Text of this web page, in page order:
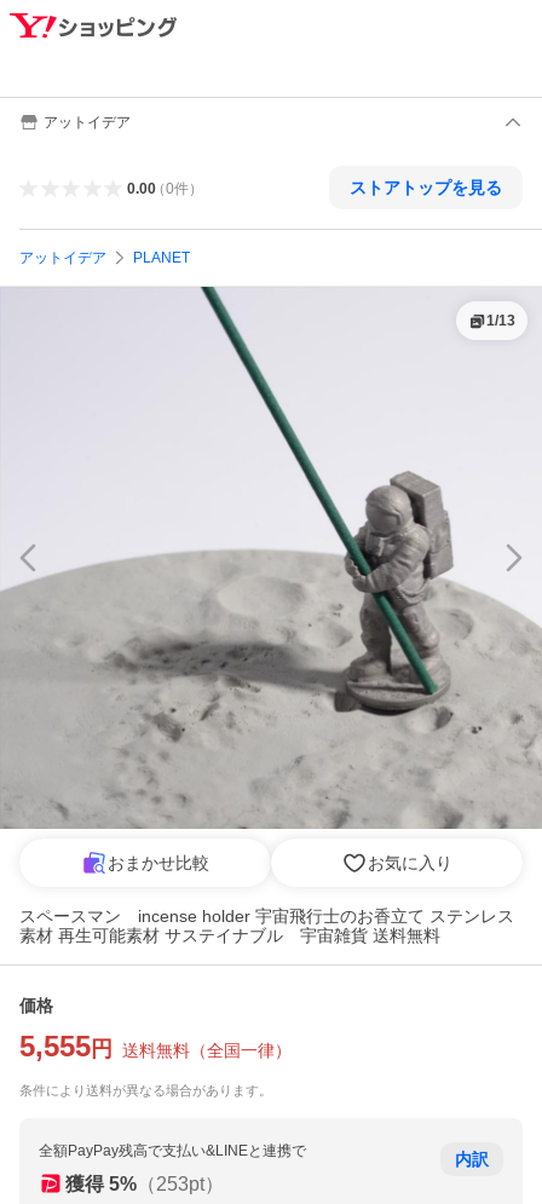
アットイデア
0.00（0件） ストアトップを見る
アットイデア PLANET
1/13
おまかせ比較 お気に入り
スペースマン incense holder 宇宙飛行士のお香立て ステンレス
素材 再生可能素材 サステイナブル 宇宙雑貨 送料無料
価格
5,555 円 送料無料 （全国一律）
条件により送料が異なる場合があります。
全額PayPay残高で支払い&LINEと連携で
獲得 5% （253pt）
内訳